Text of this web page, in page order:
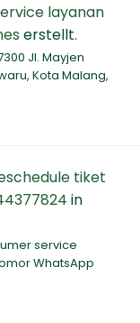
layanan
erstellt.
Jl. Mayjen
Kota Malang,
tiket
in
service
WhatsApp